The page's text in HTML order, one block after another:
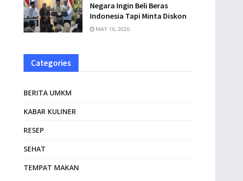
Negara Ingin Beli Beras
Indonesia Tapi Minta Diskon
MAY 16, 2026
Categories
BERITA UMKM
KABAR KULINER
RESEP
SEHAT
TEMPAT MAKAN